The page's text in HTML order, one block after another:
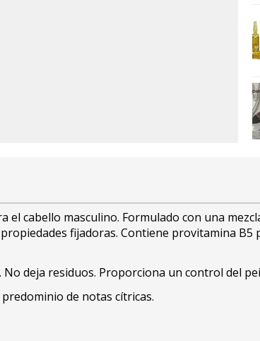
el cabello masculino. Formulado con una
fijadoras. Contiene provitamina
deja residuos. Proporciona un control del
de notas cítricas.